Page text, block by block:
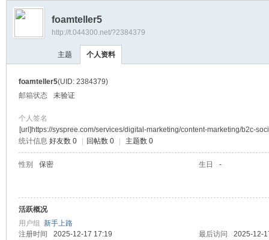
›
foamteller5
http://t.044300.net/?2384379
主题 个人资料
foamteller5(UID: 2384379)
邮箱状态
未验证
个人签名
[url]https://syspree.com/services/digital-marketing/content-marketing/b2c-
统计信息 好友数 0 回帖数 0 主题数 0
性别 保密 生日 -
活跃概况
用户组 新手上路
注册时间
2025-12-17 17:19 最后访问
2025-12-